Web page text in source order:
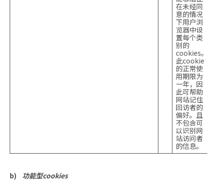
在未经同
意的情况
下用户浏
览器中设
置每个类
别的
cookies。
此cookie
的正常使
用期限为
一年，因
此可帮助
网站记住
回访者的
偏好。且
不包含可
以识别网
站访问者
的信息。
b) 功能型cookies